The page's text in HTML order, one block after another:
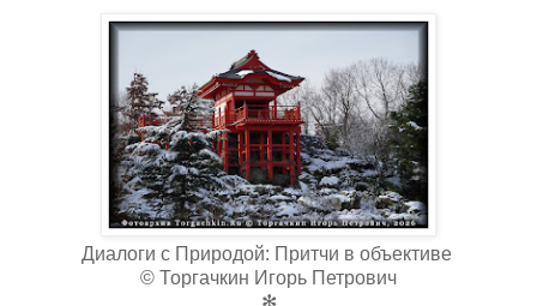
Диалоги с Природой: Притчи в объективе
© Торгачкин Игорь Петрович
✻